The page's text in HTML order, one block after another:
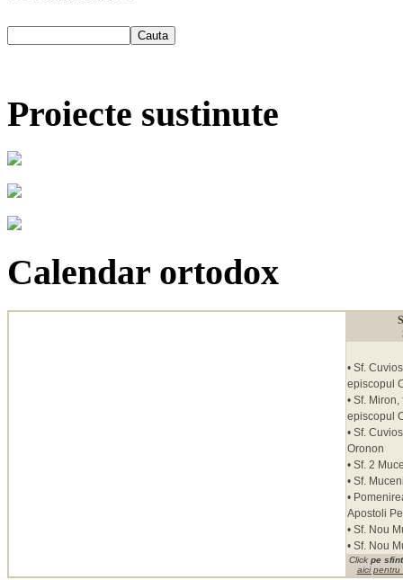
Proiecte sustinute
Calendar ortodox
• Sf.
episcopul
• Sf.
episcopul
• Sf.
Oronon
• Sf. 2
• Sf.
•
Apostoli
• Sf. Nou
• Sf. Nou
Click pe
aici pentru